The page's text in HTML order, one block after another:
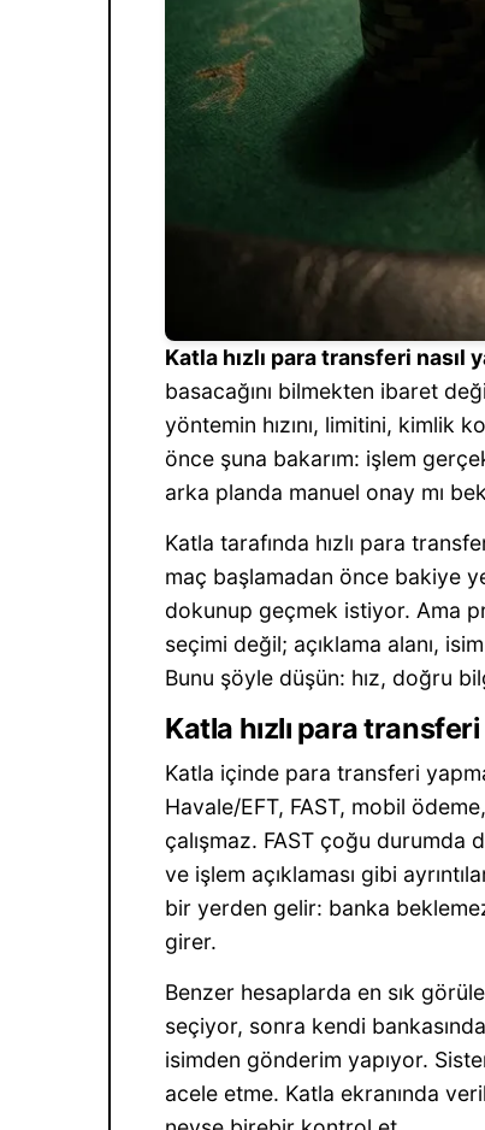
Katla hızlı para transferi nasıl
basacağını bilmekten ibaret
yöntemin hızını, limitini, kimlik
önce şuna bakarım: işlem
arka planda manuel onay mı
Katla tarafında hızlı para
maç başlamadan önce bakiye
dokunup geçmek istiyor. Ama
seçimi değil; açıklama alanı,
Bunu şöyle düşün: hız, doğru
Katla hızlı para
Katla içinde para transferi
Havale/EFT, FAST, mobil
çalışmaz. FAST çoğu durumda
ve işlem açıklaması gibi
bir yerden gelir: banka
girer.
Benzer hesaplarda en sık
seçiyor, sonra kendi
isimden gönderim yapıyor.
acele etme. Katla ekranında